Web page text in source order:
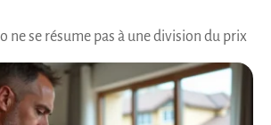
ne se résume pas à une division du prix